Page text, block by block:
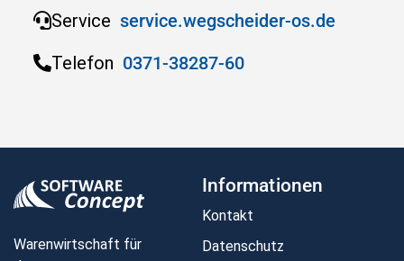
Service service.wegscheider-os.de
Telefon 0371-38287-60
Warenwirtschaft für
Informationen
Kontakt
Datenschutz